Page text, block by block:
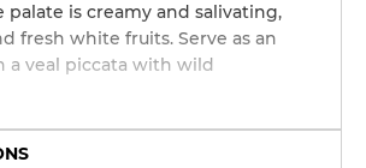
palate is creamy and salivating,
fresh white fruits. Serve as an
a veal piccata with wild